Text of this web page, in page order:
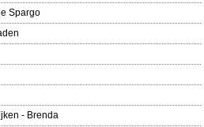
Spargo
- Brenda